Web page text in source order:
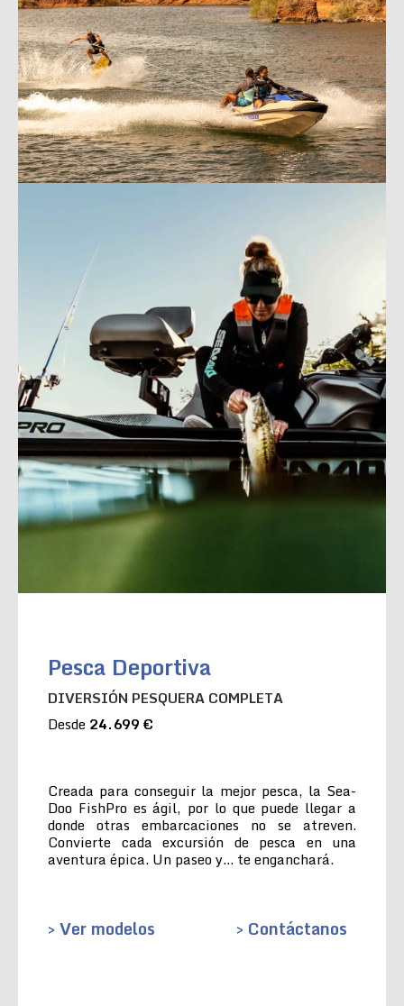
Pesca Deportiva
DIVERSIÓN PESQUERA COMPLETA
Desde 24.699 €
Creada para conseguir la mejor pesca, la Sea-
Doo FishPro es ágil, por lo que puede llegar a
donde otras embarcaciones no se atreven.
Convierte cada excursión de pesca en una
aventura épica. Un paseo y… te enganchará.
> Ver modelos > Contáctanos